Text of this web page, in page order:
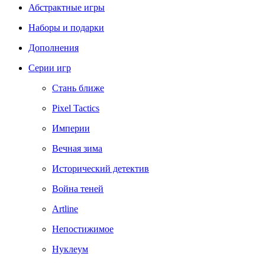
Абстрактные игры
Наборы и подарки
Дополнения
Серии игр
Стань ближе
Pixel Tactics
Империи
Вечная зима
Исторический детектив
Война теней
Artline
Непостижимое
Нуклеум